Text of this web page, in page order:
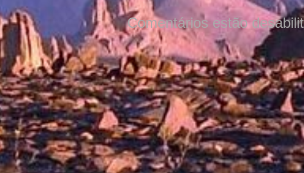
Comentários estão